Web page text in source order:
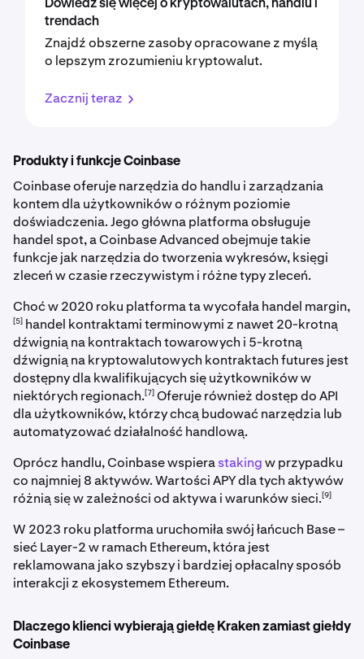
Dowiedz się więcej o kryptowalutach, handlu i
trendach
Znajdź obszerne zasoby opracowane z myślą
o lepszym zrozumieniu kryptowalut.
Zacznij teraz
Produkty i funkcje Coinbase
Coinbase oferuje narzędzia do handlu i zarządzania
kontem dla użytkowników o różnym poziomie
doświadczenia. Jego główna platforma obsługuje
handel spot, a Coinbase Advanced obejmuje takie
funkcje jak narzędzia do tworzenia wykresów, księgi
zleceń w czasie rzeczywistym i różne typy zleceń.
Choć w 2020 roku platforma ta wycofała handel margin,
[5] handel kontraktami terminowymi z nawet 20-krotną
dźwignią na kontraktach towarowych i 5-krotną
dźwignią na kryptowalutowych kontraktach futures jest
dostępny dla kwalifikujących się użytkowników w
niektórych regionach.[7] Oferuje również dostęp do API
dla użytkowników, którzy chcą budować narzędzia lub
automatyzować działalność handlową.
Oprócz handlu, Coinbase wspierastakingw przypadku
co najmniej 8 aktywów. Wartości APY dla tych aktywów
różnią się w zależności od aktywa i warunków sieci.[9]
W 2023 roku platforma uruchomiła swój łańcuch Base –
sieć Layer-2 w ramach Ethereum, która jest
reklamowana jako szybszy i bardziej opłacalny sposób
interakcji z ekosystemem Ethereum.
Dlaczego klienci wybierają giełdę Kraken zamiast giełdy
Coinbase